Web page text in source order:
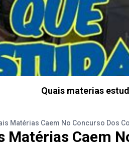
Quais materias
Matérias Caem No Concurso Dos
Matérias Caem